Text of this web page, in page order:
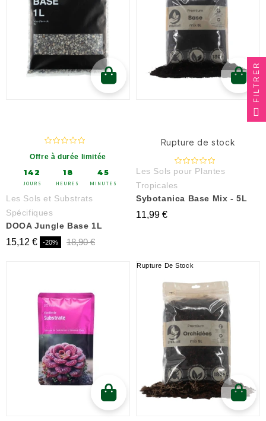
Offre à durée limitée
142
JOURS
18
HEURES
45
MINUTES
Les Sols et Substrats
Spécifiques
DOOA Jungle Base 1L
15,12 € -20% 18,90 €
Rupture de stock
Les Sols pour Plantes
Tropicales
Sybotanica Base Mix - 5L
11,99 €
Rupture De Stock
FILTRER